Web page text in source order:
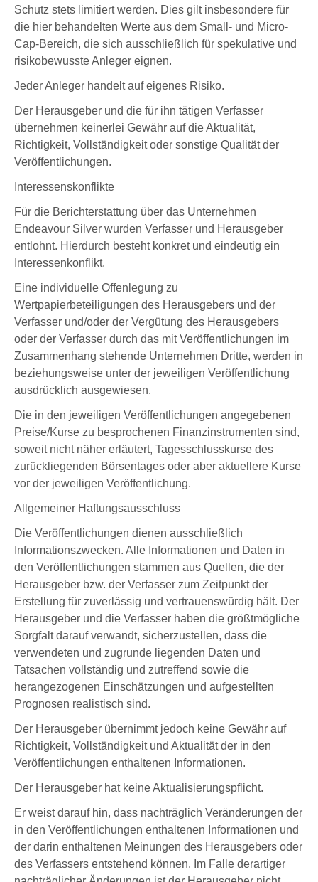
Schutz stets limitiert werden. Dies gilt insbesondere für
die hier behandelten Werte aus dem Small- und Micro-
Cap-Bereich, die sich ausschließlich für spekulative und
risikobewusste Anleger eignen.
Jeder Anleger handelt auf eigenes Risiko.
Der Herausgeber und die für ihn tätigen Verfasser
übernehmen keinerlei Gewähr auf die Aktualität,
Richtigkeit, Vollständigkeit oder sonstige Qualität der
Veröffentlichungen.
Interessenskonflikte
Für die Berichterstattung über das Unternehmen
Endeavour Silver wurden Verfasser und Herausgeber
entlohnt. Hierdurch besteht konkret und eindeutig ein
Interessenkonflikt.
Eine individuelle Offenlegung zu
Wertpapierbeteiligungen des Herausgebers und der
Verfasser und/oder der Vergütung des Herausgebers
oder der Verfasser durch das mit Veröffentlichungen im
Zusammenhang stehende Unternehmen Dritte, werden in
beziehungsweise unter der jeweiligen Veröffentlichung
ausdrücklich ausgewiesen.
Die in den jeweiligen Veröffentlichungen angegebenen
Preise/Kurse zu besprochenen Finanzinstrumenten sind,
soweit nicht näher erläutert, Tagesschlusskurse des
zurückliegenden Börsentages oder aber aktuellere Kurse
vor der jeweiligen Veröffentlichung.
Allgemeiner Haftungsausschluss
Die Veröffentlichungen dienen ausschließlich
Informationszwecken. Alle Informationen und Daten in
den Veröffentlichungen stammen aus Quellen, die der
Herausgeber bzw. der Verfasser zum Zeitpunkt der
Erstellung für zuverlässig und vertrauenswürdig hält. Der
Herausgeber und die Verfasser haben die größtmögliche
Sorgfalt darauf verwandt, sicherzustellen, dass die
verwendeten und zugrunde liegenden Daten und
Tatsachen vollständig und zutreffend sowie die
herangezogenen Einschätzungen und aufgestellten
Prognosen realistisch sind.
Der Herausgeber übernimmt jedoch keine Gewähr auf
Richtigkeit, Vollständigkeit und Aktualität der in den
Veröffentlichungen enthaltenen Informationen.
Der Herausgeber hat keine Aktualisierungspflicht.
Er weist darauf hin, dass nachträglich Veränderungen der
in den Veröffentlichungen enthaltenen Informationen und
der darin enthaltenen Meinungen des Herausgebers oder
des Verfassers entstehend können. Im Falle derartiger